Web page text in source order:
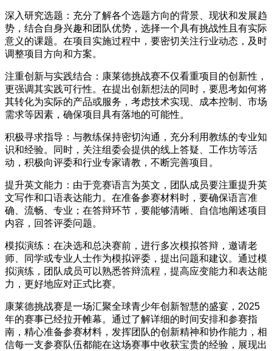
深入研究选题：充分了解各个选题方向的背景、现状和发展趋
势，结合自身兴趣和团队优势，选择一个具有挑战性且有实际
意义的课题。在项目实施过程中，要密切关注行业动态，及时
调整项目方向和方案。
注重创新与实践结合：康莱德挑战赛不仅看重项目的创新性，
更强调其实践可行性。在提出创新想法的同时，要思考如何将
其转化为实际的产品或服务，考虑技术实现、成本控制、市场
需求等因素，确保项目具有落地的可能性。
积极寻求指导：与教练保持密切沟通，充分利用教练的专业知
识和经验。同时，关注组委会提供的线上答疑、工作坊等活
动，积极向评委和行业专家请教，不断完善项目。
提升英文能力：由于竞赛语言为英文，团队成员要注重提升英
文写作和口语表达能力。在准备参赛材料时，要确保语言准
确、流畅、专业；在答辩环节，要能够清晰、自信地阐述项目
内容，回答评委问题。
模拟演练：在决选和总决赛前，进行多次模拟答辩，邀请老
师、同学或专业人士作为模拟评委，提出问题和建议。通过模
拟演练，团队成员可以熟悉答辩流程，提高应变能力和表达能
力，更好地应对正式比赛。
康莱德挑战赛是一场汇聚全球青少年创新智慧的盛宴，2025
年的赛事已经拉开帷幕。通过了解详细的时间安排和参赛指
南，精心准备参赛材料，发挥团队的创新精神和协作能力，相
信每一支参赛队伍都能在这场赛事中收获宝贵的经验，展现出